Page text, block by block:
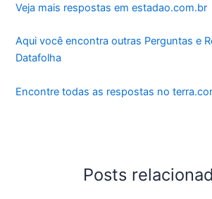
Veja mais respostas em estadao.com.br
Aqui você encontra outras Perguntas e
Datafolha
Encontre todas as respostas no
Posts